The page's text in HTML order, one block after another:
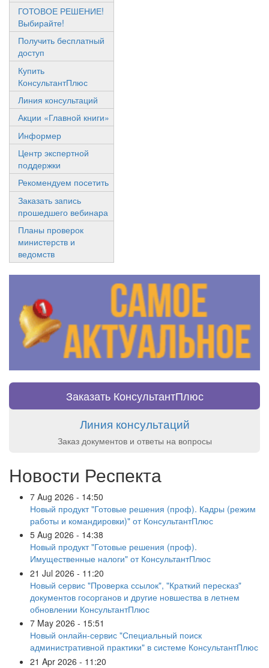
ГОТОВОЕ РЕШЕНИЕ!
Выбирайте!
Получить бесплатный
доступ
Купить
КонсультантПлюс
Линия консультаций
Акции «Главной книги»
Информер
Центр экспертной
поддержки
Рекомендуем посетить
Заказать запись
прошедшего вебинара
Планы проверок
министерств и
ведомств
Заказать КонсультантПлюс
Линия консультаций
Заказ документов и ответы на вопросы
Новости Респекта
7 Aug 2026 - 14:50
Новый продукт "Готовые решения (проф). Кадры (режим
работы и командировки)" от КонсультантПлюс
5 Aug 2026 - 14:38
Новый продукт "Готовые решения (проф).
Имущественные налоги" от КонсультантПлюс
21 Jul 2026 - 11:20
Новый сервис "Проверка ссылок", "Краткий пересказ"
документов госорганов и другие новшества в летнем
обновлении КонсультантПлюс
7 May 2026 - 15:51
Новый онлайн-сервис "Специальный поиск
административной практики" в системе КонсультантПлюс
21 Apr 2026 - 11:20